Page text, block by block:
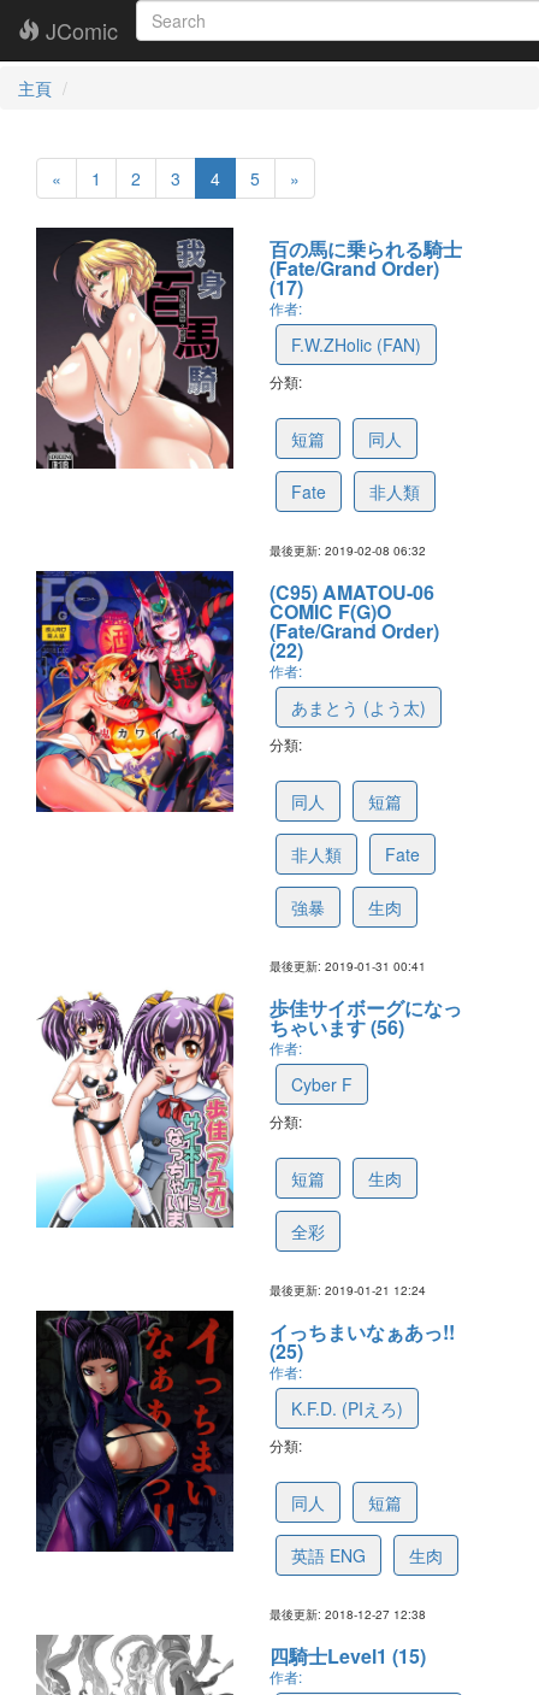
JComic
主頁
« 1 2 3 4 5 »
百の馬に乗られる騎士
(Fate/Grand Order)
(17)
作者:
F.W.ZHolic (FAN)
分類:
短篇 同人
Fate 非人類
最後更新: 2019-02-08 06:32
(C95) AMATOU-06
COMIC F(G)O
(Fate/Grand Order)
(22)
作者:
あまとう (よう太)
分類:
同人 短篇
非人類 Fate
強暴 生肉
最後更新: 2019-01-31 00:41
歩佳サイボーグになっ
ちゃいます (56)
作者:
Cyber F
分類:
短篇 生肉
全彩
最後更新: 2019-01-21 12:24
イっちまいなぁあっ!!
(25)
作者:
K.F.D. (PIえろ)
分類:
同人 短篇
英語 ENG 生肉
最後更新: 2018-12-27 12:38
四騎士Level1 (15)
作者: